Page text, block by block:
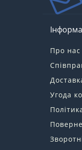
Про нас
Угода